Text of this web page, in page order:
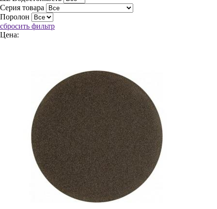
Серия товара
Поролон
сбросить фильтр
Цена: